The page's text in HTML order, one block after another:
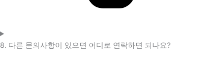
8. 다른 문의사항이 있으면 어디로 연락하면 되나요?